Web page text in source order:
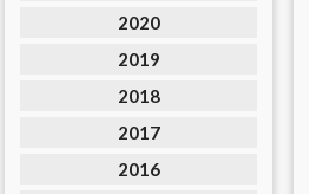
2020
2019
2018
2017
2016